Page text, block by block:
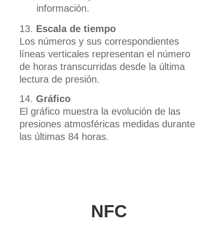
información.
Escala de tiempo
Los números y sus correspondientes
líneas verticales representan el número
de horas transcurridas desde la última
lectura de presión.
Gráfico
El gráfico muestra la evolución de las
presiones atmosféricas medidas durante
las últimas 84 horas.
NFC